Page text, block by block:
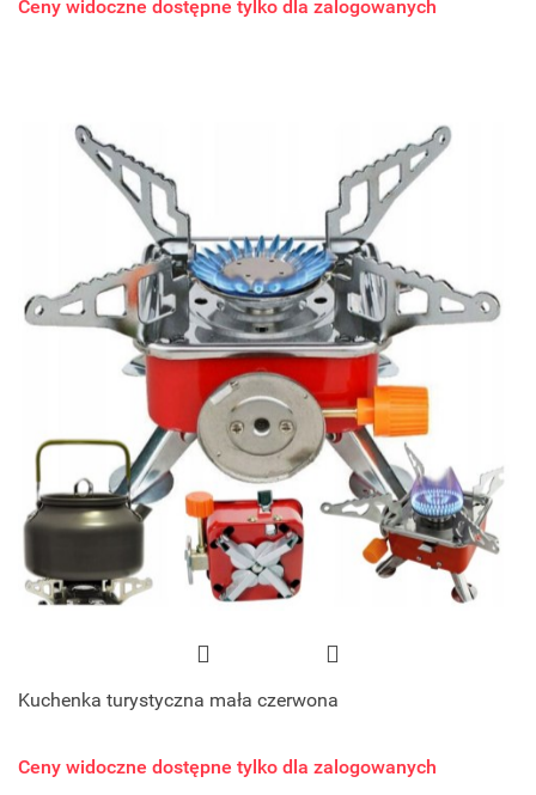
Ceny widoczne dostępne tylko dla zalogowanych
Kuchenka turystyczna mała czerwona
Ceny widoczne dostępne tylko dla zalogowanych